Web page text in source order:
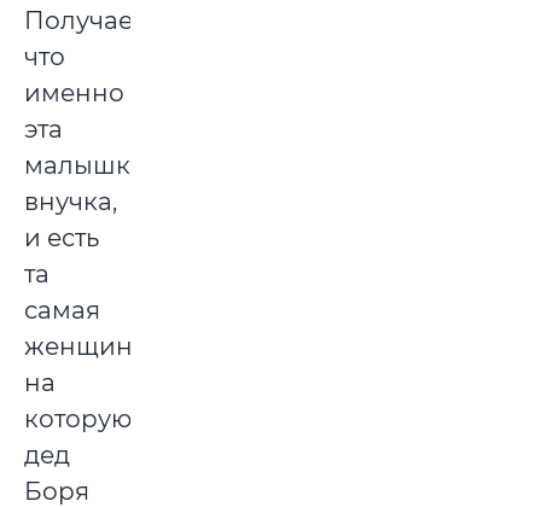
Получается,
что
именно
эта
малышка,
внучка,
и есть
та
самая
женщина,
на
которую
дед
Боря